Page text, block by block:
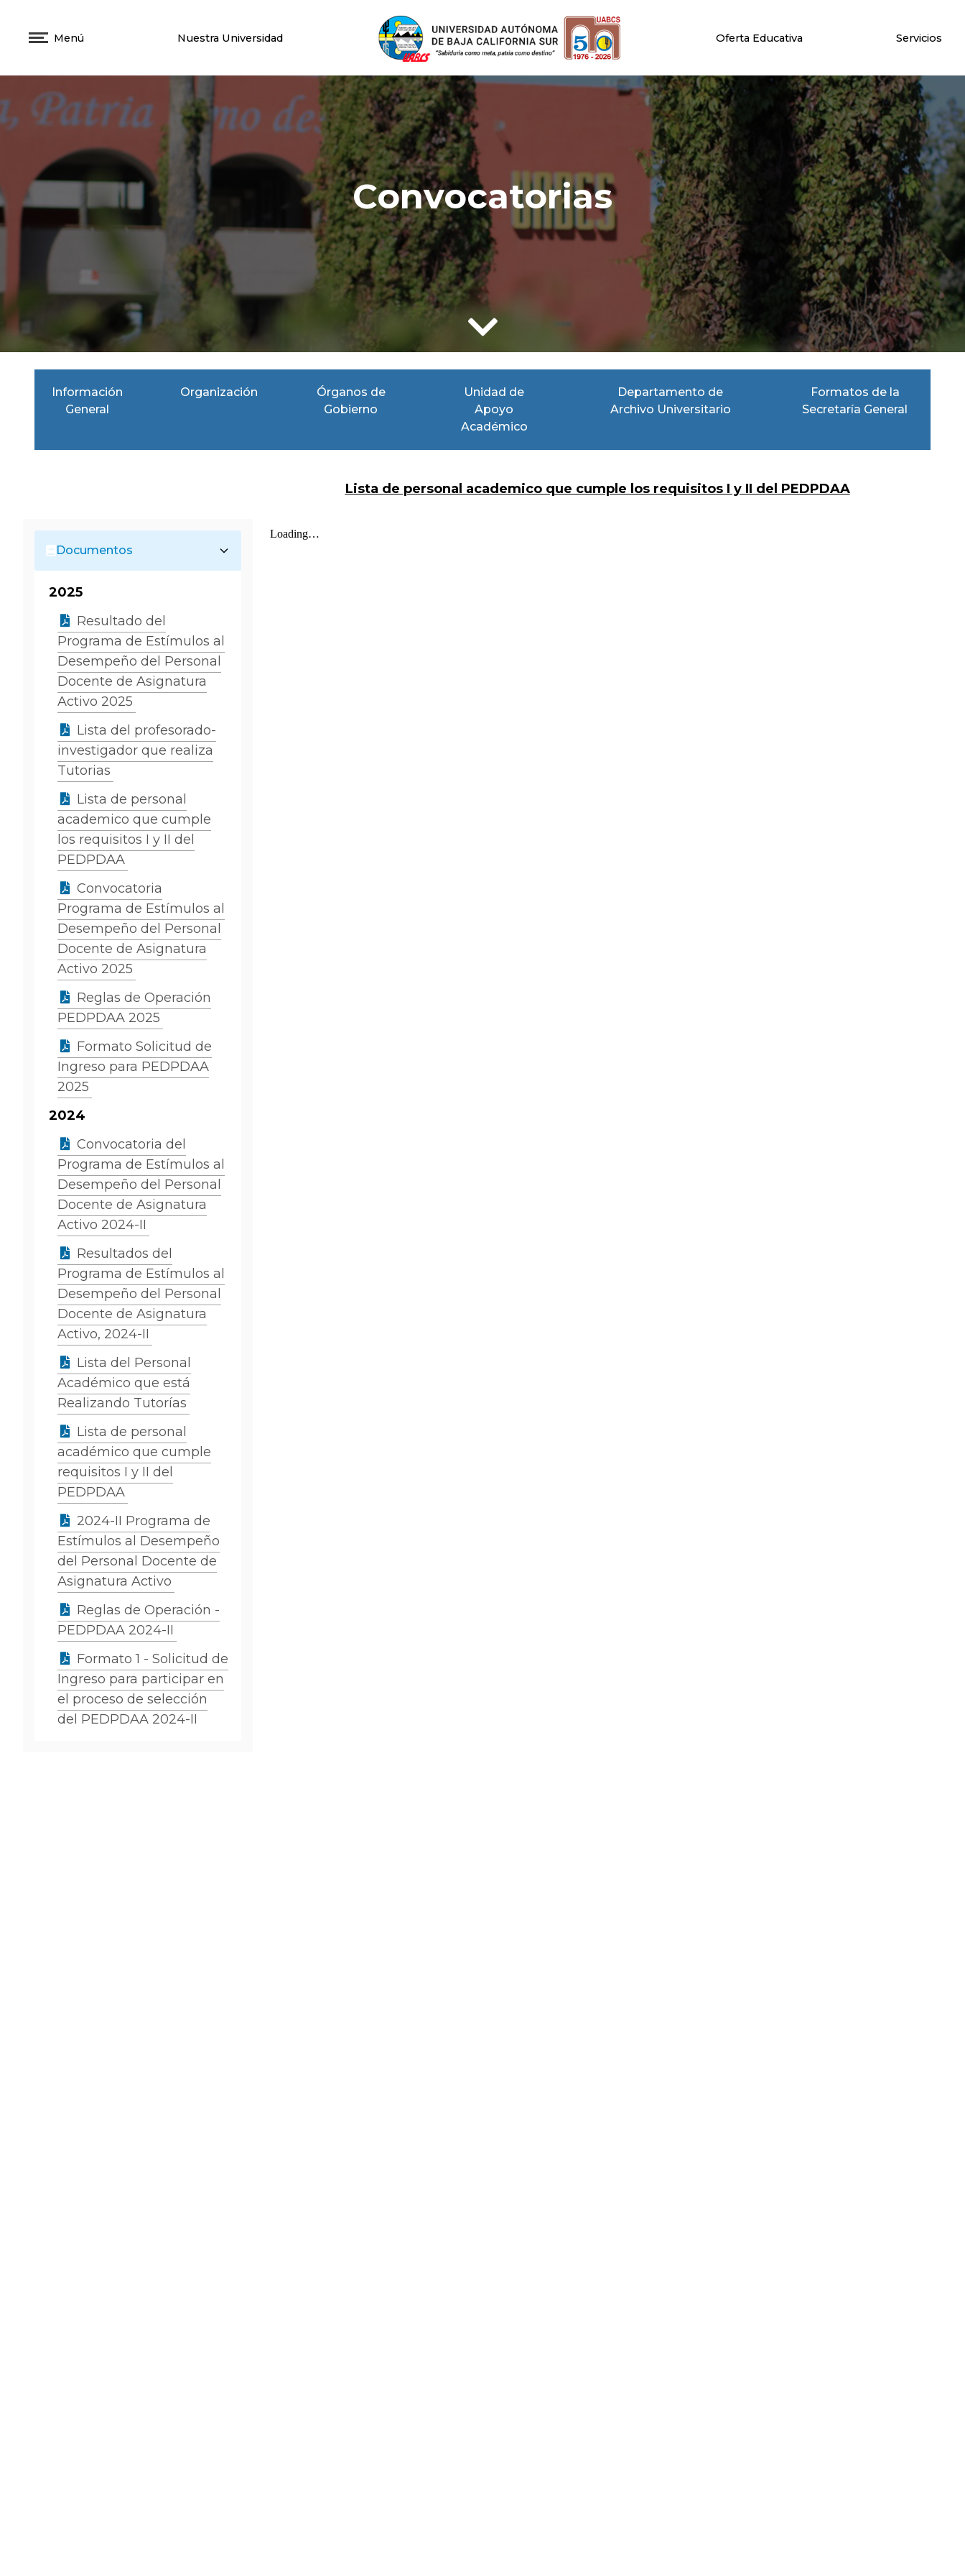
Menú Nuestra Universidad Oferta Educativa Servicios
Convocatorias
Información
General
Organización
Órganos de
Gobierno
Unidad de
Apoyo
Académico
Departamento de
Archivo Universitario
Formatos de la
Secretaría General
Documentos
2025
Resultado del
Programa de Estímulos al
Desempeño del Personal
Docente de Asignatura
Activo 2025
Lista del profesorado-
investigador que realiza
Tutorias
Lista de personal
academico que cumple
los requisitos I y II del
PEDPDAA
Convocatoria
Programa de Estímulos al
Desempeño del Personal
Docente de Asignatura
Activo 2025
Reglas de Operación
PEDPDAA 2025
Formato Solicitud de
Ingreso para PEDPDAA
2025
2024
Convocatoria del
Programa de Estímulos al
Desempeño del Personal
Docente de Asignatura
Activo 2024-II
Resultados del
Programa de Estímulos al
Desempeño del Personal
Docente de Asignatura
Activo, 2024-II
Lista del Personal
Académico que está
Realizando Tutorías
Lista de personal
académico que cumple
requisitos I y II del
PEDPDAA
2024-II Programa de
Estímulos al Desempeño
del Personal Docente de
Asignatura Activo
Reglas de Operación -
PEDPDAA 2024-II
Formato 1 - Solicitud de
Ingreso para participar en
el proceso de selección
del PEDPDAA 2024-II
Lista de personal academico que cumple los requisitos I y II del PEDPDAA